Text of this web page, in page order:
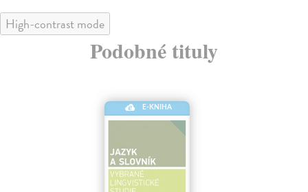
High-contrast mode
Podobné tituly
E-KNIHA